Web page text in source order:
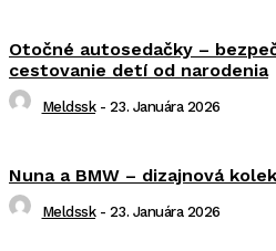
Otočné autosedačky –
cestovanie detí od narodenia
Meldssk - 23. Januára 2026
Nuna a BMW – dizajnová
Meldssk - 23. Januára 2026